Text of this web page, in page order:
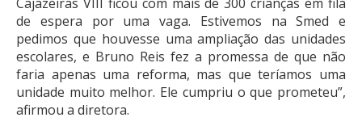
de espera por uma vaga. Estivemos na Smed e
pedimos que houvesse uma ampliação das unidades
escolares, e Bruno Reis fez a promessa de que não
faria apenas uma reforma, mas que teríamos uma
unidade muito melhor. Ele cumpriu o que prometeu”,
afirmou a diretora.